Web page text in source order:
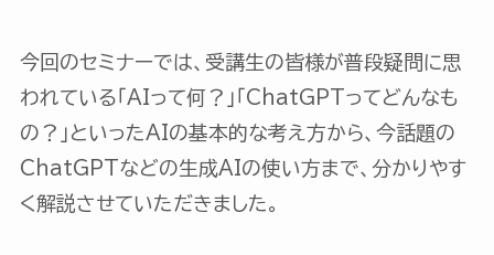
今回のセミナーでは、受講生の皆様が普段疑問に思
われている「AIって何？」「ChatGPTってどんなも
の？」といったAIの基本的な考え方から、今話題の
ChatGPTなどの生成AIの使い方まで、分かりやす
く解説させていただきました。